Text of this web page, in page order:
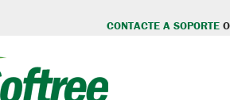
CONTACTE A SOPORTE